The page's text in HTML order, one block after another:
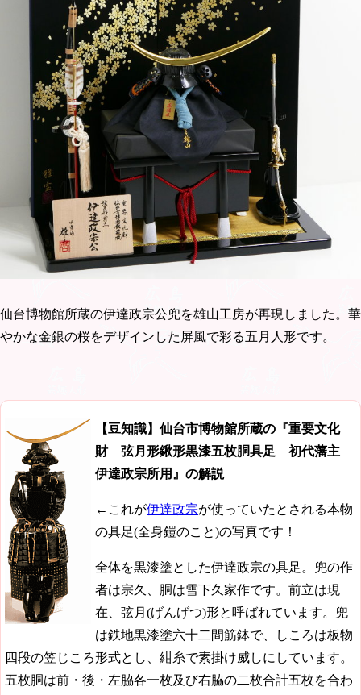
仙台博物館所蔵の伊達政宗公兜を雄山工房が再現しました。華
やかな金銀の桜をデザインした屏風で彩る五月人形です。
【豆知識】仙台市博物館所蔵の『重要文化
財 弦月形鍬形黒漆五枚胴具足 初代藩主
伊達政宗所用』の解説
←これが伊達政宗が使っていたとされる本物
の具足(全身鎧のこと)の写真です！
全体を黒漆塗とした伊達政宗の具足。兜の作
者は宗久、胴は雪下久家作です。前立は現
在、弦月(げんげつ)形と呼ばれています。兜
は鉄地黒漆塗六十二間筋鉢で、しころは板物
四段の笠じころ形式とし、紺糸で素掛け威しにしています。
五枚胴は前・後・左脇各一枚及び右脇の二枚合計五枚を合わ